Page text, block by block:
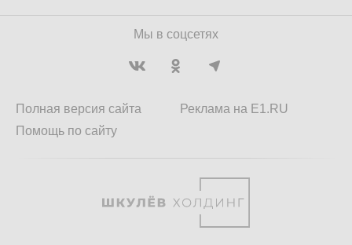
Мы в соцсетях
Полная версия сайта
Помощь по сайту
Реклама на E1.RU